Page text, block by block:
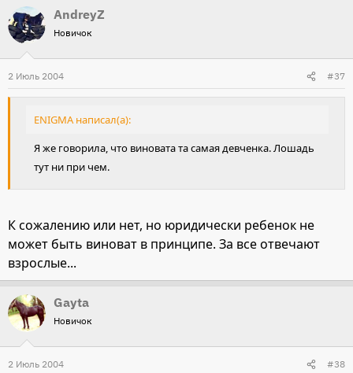
AndreyZ
Новичок
2 Июль 2004 #37
ENIGMA написал(а):
Я же говорила, что виновата та самая девченка. Лошадь
тут ни при чем.
К сожалению или нет, но юридически ребенок не
может быть виноват в принципе. За все отвечают
взрослые...
Gayta
Новичок
2 Июль 2004 #38